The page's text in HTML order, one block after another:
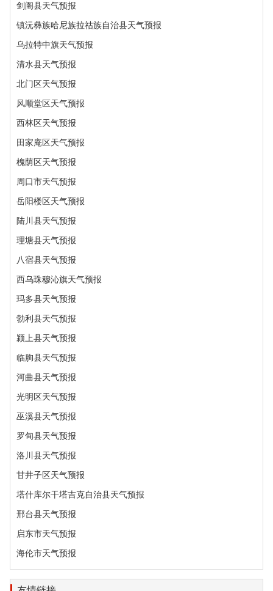
剑阁县天气预报
镇沅彝族哈尼族拉祜族自治县天气预报
乌拉特中旗天气预报
清水县天气预报
北门区天气预报
风顺堂区天气预报
西林区天气预报
田家庵区天气预报
槐荫区天气预报
周口市天气预报
岳阳楼区天气预报
陆川县天气预报
理塘县天气预报
八宿县天气预报
西乌珠穆沁旗天气预报
玛多县天气预报
勃利县天气预报
颍上县天气预报
临朐县天气预报
河曲县天气预报
光明区天气预报
巫溪县天气预报
罗甸县天气预报
洛川县天气预报
甘井子区天气预报
塔什库尔干塔吉克自治县天气预报
邢台县天气预报
启东市天气预报
海伦市天气预报